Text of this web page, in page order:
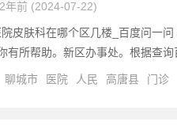
2年前 (2024-07-22)
皮肤科在哪个区几楼_百度问一
有所帮助。新区办事处。根据查询
聊城市 医院 人民 高唐县 门诊